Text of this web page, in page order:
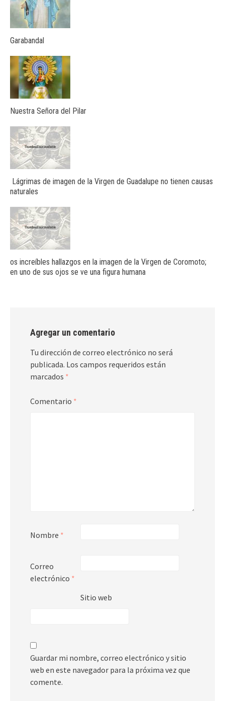
Garabandal
Nuestra Señora del Pilar
Lágrimas de imagen de la Virgen de Guadalupe no tienen causas
naturales
os increíbles hallazgos en la imagen de la Virgen de Coromoto;
en uno de sus ojos se ve una figura humana
Agregar un comentario
Tu dirección de correo electrónico no será
publicada. Los campos requeridos están
marcados *
Comentario *
Nombre *
Correo
electrónico *
Sitio web
Guardar mi nombre, correo electrónico y sitio
web en este navegador para la próxima vez que
comente.